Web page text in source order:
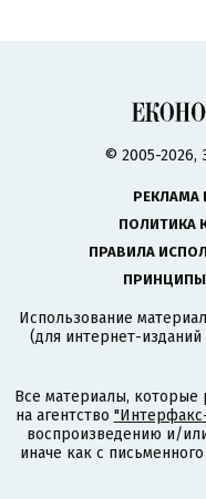
© 2005-
РЕКЛАМА
ПОЛИТИКА
ПРАВИЛА
ПРИНЦИПЫ
Использование
(для интернет-
Все материалы, которые
на агентство
воспроизведению и/
иначе как с